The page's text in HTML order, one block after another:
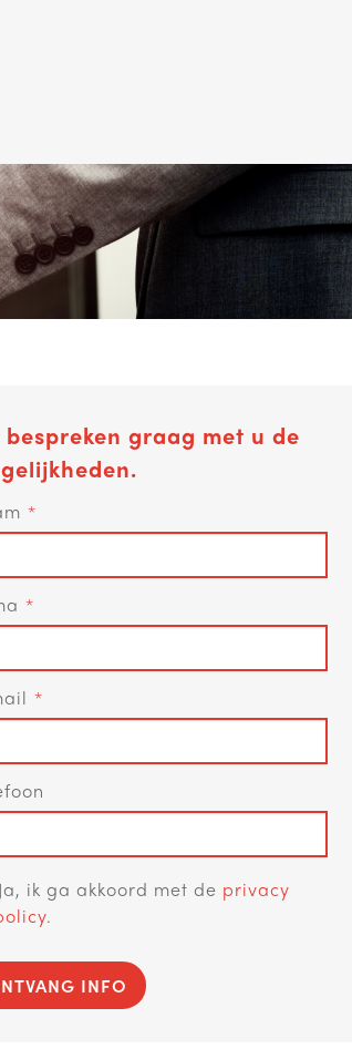
bespreken graag met u de
Ja, ik ga akkoord met de privacy
.
INFO